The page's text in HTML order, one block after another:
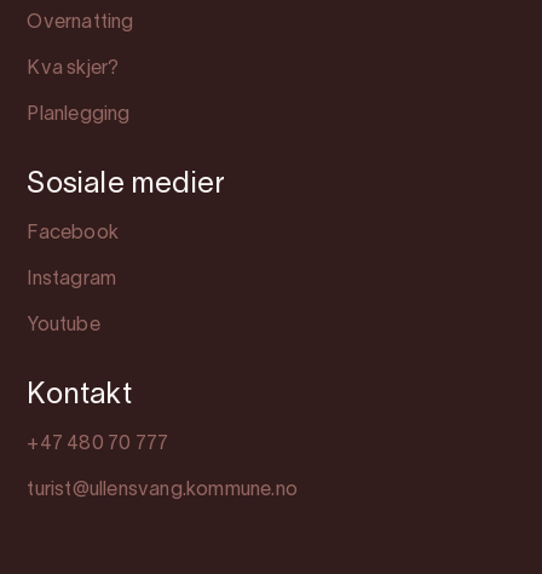
Overnatting
Kva skjer?
Planlegging
Sosiale medier
Facebook
Instagram
Youtube
Kontakt
+47 480 70 777
turist@ullensvang.kommune.no